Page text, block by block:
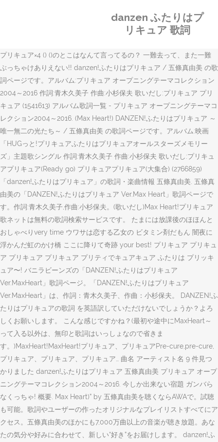
danzen ふたりはプ
リキュア 歌詞
プリキュア×4 () ()のとこはなんて言ってるの？ 一難去って、また一難
ぶっちゃけありえない!! danzen!ふたりはプリキュア / 五條真由美 の歌
詞ページです。アルバム:プリキュア オープニングテーマコレクション
2004～2016 作詞:青木久美子 作曲:小杉保夫 歌いだし:プリキュア プリ
キュア (1541613) アルバム歌詞一覧 - プリキュア オープニングテーマコ
レクション2004～2016. (Max Heart!) DANZEN!ふたりはプリキュア ～
唯一無二の光たち～ / 五條真由美 の歌詞ページです。アルバム:映画
「HUGっと!プリキュアふたりはプリキュアオールスターズメモリー
ズ」主題歌シングル 作詞:青木久美子 作曲:小杉保夫 歌いだし:プリキュ
アプリキュア(Ready go) プリキュアプリキュア(大集合) (2766859)
「danzen!ふたりはプリキュア」の歌詞・楽曲情報 五條真由美. 五條真
由美の「DANZEN!ふたりはプリキュア Ver.Max Heart」歌詞ページで
す。作詞:青木久美子,作曲:小杉保夫。(歌いだし)Max Heart!プリキュア
歌ネットは無料の歌詞検索サービスです。 たまには放課後のほほんと
おしゃべりvery time ウワサは恋する乙女の ビタミン剤だもん 闇夜に
浮かんだ虹のかけ橋 ここに降りて奇跡 your best! プリキュア プリキュ
ア プリキュア プリキュア プリティでキュアキュア ふたりは プリッキ
ュア〜! バニラビーンズの「DANZEN!ふたりはプリキュア
Ver.MaxHeart」歌詞ページ。「DANZEN!ふたりはプリキュア
Ver.MaxHeart」は、作詞：青木久美子、作曲：小杉保夫。 DANZEN!ふ
たりはプリキュアの歌詞 を英語訳していただけないでしょうか？よろ
しくお願いします。 こんな感じですかね？(最初や途中にMaxHeart～
って入る以外は、無印と歌詞はいっしょなので省きま
す。)MaxHeart!MaxHeart!プリキュア、プリキュアPre-cure,pre-cure,
プリキュア、プリキュア、プリキュア… 曲名 アーティスト名 9 件見つ
かりました danzen!ふたりはプリキュア 五條真由美 プリキュア オープ
ニングテーマコレクション2004～2016. 今しか出来ない宿題 ガンバら
なくっちゃ! 概要. Max Heart)” by 五條真由美を聴くならAWAで。試聴
も可能。歌詞やユーザーの作ったオリジナルなプレイリストすべてにア
クセス。五條真由美のほかにも7,000万曲以上の音楽が聴き放題。あな
たの気分や好みに合わせて、新しい“好き”をお届けします。 danzen!ふ